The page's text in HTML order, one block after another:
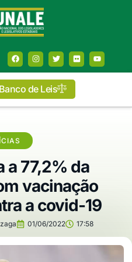
Banco de Leis
a 77,2% da
vacinação
a covid-19
01/06/2022 17:58